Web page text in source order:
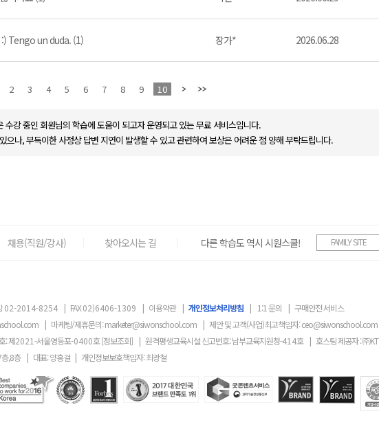
Tengo un duda. (1) 장가* 2026.06.28
2 3 4 5 6 7 8 9 10
강 중인 회원님의 학습에 도움이 되고자 운영되고 있는 무료 서비스입니다.
으나, 부득이한 사정상 답변 지연이 발생할 수 있고 관련하여 보상은 어려운 점 양해 부탁드립니다.
채용(직원/강사) 찾아오시는 길 다른 학습도 역시 시원스쿨! FAMILY SITE
02-2014-8254 | FAX02)6406-1309 | 이용약관 | 개인정보처리방침 | 1:1 문의 | 구매안전 서비스
| 마케팅/제휴문의:marketer@siwonschool.com | 제안 및 고객(사업)최고책임자:ceo@siwonschool.com
: 제2021-서울영등포-0400호[정보조회] | 원격평생교육시설 신고번호: 남부교육지원청-414호 | 호스팅 제공자 : ㈜KT
,8층 | 대표: 양홍걸 | 개인정보보호책임자: 최광철